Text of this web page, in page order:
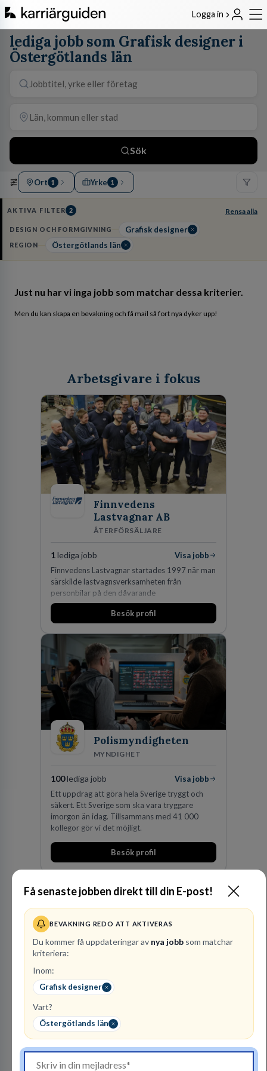
Logga in
Få senaste jobben direkt till din E-post!
BEVAKNING REDO ATT AKTIVERAS
Du kommer få uppdateringar av nya jobb som matchar
kriteriera:
Inom:
Grafisk designer
Vart?
Östergötlands län
lediga jobb som Grafisk designer i
Östergötlands län
Sök
Ort 1 Yrke 1
AKTIVA FILTER 2 Rensa alla
DESIGN OCH FORMGIVNING Grafisk designer
REGION Östergötlands län
Just nu har vi inga jobb som matchar dessa kriterier.
Men du kan skapa en bevakning och få mail så fort nya dyker upp!
Arbetsgivare i fokus
Finnvedens
Lastvagnar AB
ÅTERFÖRSÄLJARE
1lediga jobb
Visa jobb
Finnvedens Lastvagnar startades 1997 när man
särskilde lastvagnsverksamheten från
personbilar på den dåvarande
huvudanläggningen i Värnamo. Sedan dess har
man expanderat kraftigt genom ett antal
den största privata återförsäljaren av Volvo
Lastvagnar och finns representerade på 20
orter i södra Sverige.
Besök profil
Polismyndigheten
MYNDIGHET
100lediga jobb
Visa jobb
Ett uppdrag att göra hela Sverige tryggt och
säkert. Ett Sverige som ska vara tryggare
imorgon än idag. Tillsammans med 41 000
kollegor gör vi det möjligt.
Besök profil
Kommuninvest
KOMMUNFINANSIERING
1lediga jobb
utifrån en kommunal värdegrund verkningsfullt